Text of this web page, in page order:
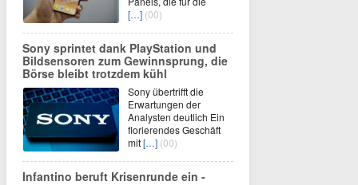
[…] (00)
Sony sprintet dank PlayStation und
Bildsensoren zum Gewinnsprung, die
Börse bleibt trotzdem kühl
Sony übertrifft die
Erwartungen der
Analysten deutlich Ein
florierendes Geschäft
mit[…] (00)
Infantino beruft Krisenrunde ein -